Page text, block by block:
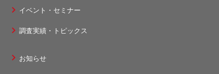
タ
1
イベント・セミナー
調査実績・トピックス
お知らせ